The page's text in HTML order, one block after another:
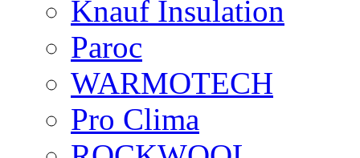
Knauf Insulation
Paroc
WARMOTECH
Pro Clima